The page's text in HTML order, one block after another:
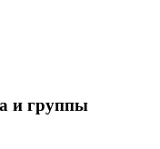
и группы